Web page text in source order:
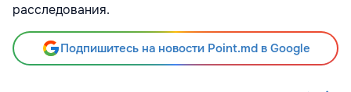
расследования.
Подпишитесь на новости Point.md в Google